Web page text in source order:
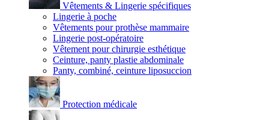
Vêtements & Lingerie spécifiques
Lingerie à poche
Vêtements pour prothèse mammaire
Lingerie post-opératoire
Vêtement pour chirurgie esthétique
Ceinture, panty plastie abdominale
Panty, combiné, ceinture liposuccion
Protection médicale